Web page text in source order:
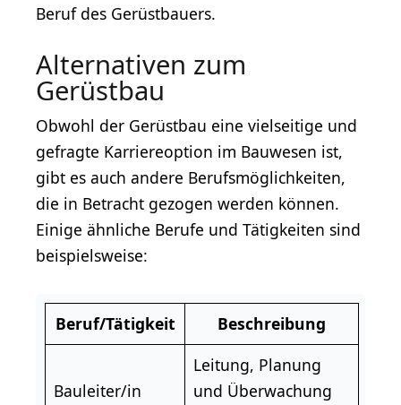
Beruf des Gerüstbauers.
Alternativen zum
Gerüstbau
Obwohl der Gerüstbau eine vielseitige und
gefragte Karriereoption im Bauwesen ist,
gibt es auch andere Berufsmöglichkeiten,
die in Betracht gezogen werden können.
Einige ähnliche Berufe und Tätigkeiten sind
beispielsweise:
Beruf/Tätigkeit Beschreibung
Bauleiter/in
Leitung, Planung
und Überwachung